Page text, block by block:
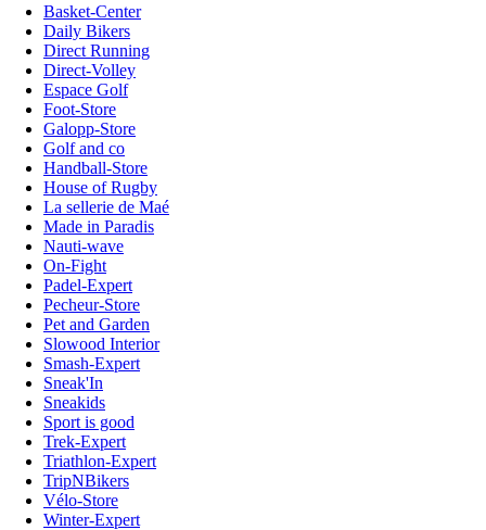
Basket-Center
Daily Bikers
Direct Running
Direct-Volley
Espace Golf
Foot-Store
Galopp-Store
Golf and co
Handball-Store
House of Rugby
La sellerie de Maé
Made in Paradis
Nauti-wave
On-Fight
Padel-Expert
Pecheur-Store
Pet and Garden
Slowood Interior
Smash-Expert
Sneak'In
Sneakids
Sport is good
Trek-Expert
Triathlon-Expert
TripNBikers
Vélo-Store
Winter-Expert